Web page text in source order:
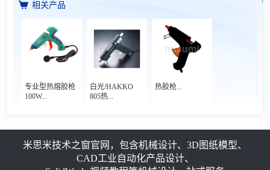
相关产品
专业型热熔胶枪
100W...
白光/HAKKO
805热...
热胶枪...
米思米技术之窗官网，包含机械设计、3D图纸模型、
CAD工业自动化产品设计、